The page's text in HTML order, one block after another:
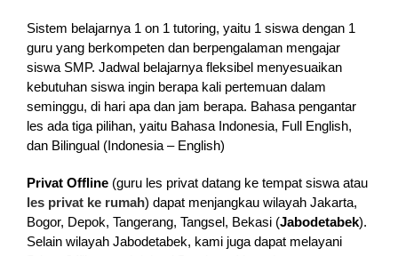
Sistem belajarnya 1 on 1 tutoring, yaitu 1 siswa dengan 1
guru yang berkompeten dan berpengalaman mengajar
siswa SMP. Jadwal belajarnya fleksibel menyesuaikan
kebutuhan siswa ingin berapa kali pertemuan dalam
seminggu, di hari apa dan jam berapa. Bahasa pengantar
les ada tiga pilihan, yaitu Bahasa Indonesia, Full English,
dan Bilingual (Indonesia – English)
Privat Offline(guru les privat datang ke tempat siswa atau
les privat ke rumah) dapat menjangkau wilayah Jakarta,
Bogor, Depok, Tangerang, Tangsel, Bekasi (Jabodetabek).
Selain wilayah Jabodetabek, kami juga dapat melayani